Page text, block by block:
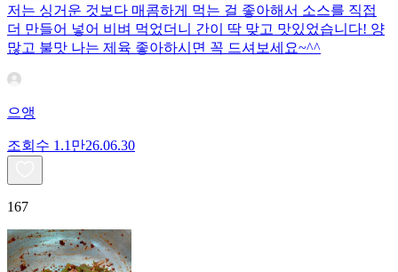
저는 싱거운 것보다 매콤하게 먹는 걸 좋아해서 소스를 직접
더 만들어 넣어 비벼 먹었더니 간이 딱 맞고 맛있었습니다! 양
많고 불맛 나는 제육 좋아하시면 꼭 드셔보세요~^^
으앵
조회수 1.1만26.06.30
167